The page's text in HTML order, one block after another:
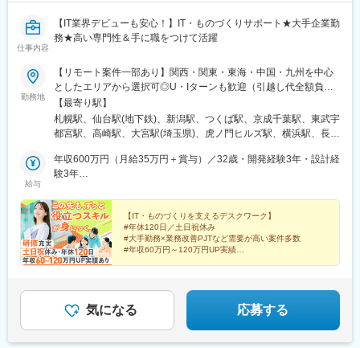
寺駅、春日井駅(中央本線)、中部国際空港駅(鉄道)、京都河原町
駅、学研奈良登美ケ丘駅、烏丸駅、小倉駅(京都府)、伊勢田駅、同
三宮駅(神戸市営)、県庁前駅(兵庫県)、大倉山駅(兵庫県)、三ノ宮
駅、市民広場駅、計算科学センター駅、貿易センター駅、春日野
道駅(阪神線)、天神南駅、天神駅、平和通駅、博多駅、白木原駅、
春日原駅、渡辺通駅、恵庭駅、新さっぽろ駅、西１１丁目駅、バ
スセンター前駅、豊水すすきの駅、中央区役所前駅、東本願寺前
駅、西１５丁目駅、泉中央駅、古川駅、中野栄駅、広瀬通駅、岩
切駅、上島駅、高塚駅、遠州小松駅、日吉町駅、曳馬駅、積志
駅、みらい平駅、竜ケ崎駅、研究学園駅、玖村駅、井口駅(広島
県)、比治山下駅、矢野駅、向洋駅、岡山駅前駅、三菱自工前駅、
ケ原駅、明野駅、新鵜沼駅、小泉駅、多治見駅、上呂駅、南草津
駅、手原駅、栗東駅、上所駅、白山駅(新潟県)、高崎駅、境町駅、
新伊勢崎駅、小山駅、東宿郷駅、清陵高校前駅、湯本駅、郡山駅
(福島県)、郡山富田駅、てだこ浦西駅、美栄橋駅、壺川駅、安里
駅、都通駅、栗野駅、真幸駅、水前寺駅、藤崎宮前駅、河原町駅
崎駅、青森駅、吹越駅、西金沢駅、西泉駅、銀座一丁目駅、新板
橋駅、東銀座駅、日暮里駅(舎人ライナー)、さっぽろ駅、仙台駅、
虎ノ門ヒルズ駅、新静岡駅、近鉄名古屋駅、北鉄金沢駅、なんば
駅(地下鉄)、稲荷町駅(広島県)、櫛田神社前駅、旭橋駅、住吉駅(東
仕事内容
【IT業界デビューも安心！】IT・ものづくりサポート★大手企業勤
務★高い専門性＆手に職をつけて活躍
勤務地
【リモート案件一部あり】関西・関東・東海・中国・九州を中心
としたエリアから選択可◎U・Iターンも歓迎（引越し代全額負担
など制度も完備！）◎プロジェクトにより、一部完全在宅／フル
リモート業務もあります。■関西エリア（大阪、京都、兵庫、奈
良、和歌山、滋賀）■関東エリア（東京、神奈川、千葉、埼玉、栃
エリア（広島、岡山、松山など）■九州エリア（福岡、熊本など）
のプロジェクト先◎転居を伴う転勤は、基本的には本人が希望す
【最寄り駅】
札幌駅、仙台駅(地下鉄)、新潟駅、つくば駅、京成千葉駅、東武宇
都宮駅、高崎駅、大宮駅(埼玉県)、虎ノ門ヒルズ駅、横浜駅、長野
線)、インテック本社前駅、烏丸駅、三宮駅(神戸新交通)、山陽姫
路駅、岡山駅、八丁堀駅(広島県)、高松駅(香川県)、天神駅、花畑
尾駅、水島駅、通津駅、福山駅、岩国駅、可部駅、横川駅(広島
県)、東広島駅、山西駅、本町六丁目駅、金川駅、東野駅(京都
府)、東山・おかでんミュージアム駅、衣山駅、山麓駅(皿倉山)、
堺筋本町駅、鷹野橋駅、堺駅、比治山下駅、広域公園前駅、横川
一丁目駅、錦糸町駅、検見川浜駅、本町駅、津守駅、中野東駅、
六本木駅、伊予大洲駅、福駅、芦原橋駅、桃山駅、野田阪神駅、
東比恵駅、渡辺橋駅、淀屋橋駅、鶴崎駅、西小倉駅、二島駅、今
池駅(福岡県)、上鳥羽口駅、竹下駅、小森江駅、甘木駅(西鉄線)、
給与
年収600万円（月給35万円＋賞与）／32歳・開発経験3年・設計経
験3年
PM経験10年
【IT・ものづくりを支えるデスクワーク】
#年休120日／土日祝休み
#大手勤務×業務改善PJTなど需要が高い案件多数
#年収60万円～120万円UP実績
気になる 応募する